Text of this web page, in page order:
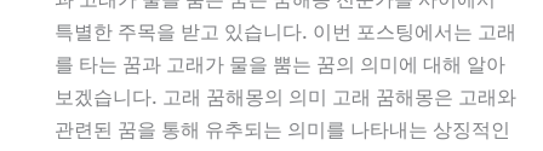
특별한 주목을 받고 있습니다. 이번 포스팅에서는 고래
를 타는 꿈과 고래가 물을 뿜는 꿈의 의미에 대해 알아
보겠습니다. 고래 꿈해몽의 의미 고래 꿈해몽은 고래와
관련된 꿈을 통해 유추되는 의미를 나타내는 상징적인